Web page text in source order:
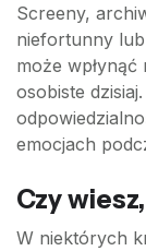
Screeny,
niefortunny
może
osobiste
emocjach
Czy
W niektórych